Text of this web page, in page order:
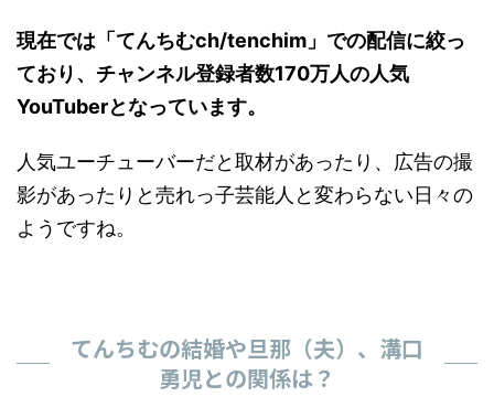
現在では「てんちむch/tenchim」での配信に絞っ
ており、チャンネル登録者数170万人の人気
YouTuberとなっています。
人気ユーチューバーだと取材があったり、広告の撮
影があったりと売れっ子芸能人と変わらない日々の
ようですね。
てんちむの結婚や旦那（夫）、溝口
勇児との関係は？